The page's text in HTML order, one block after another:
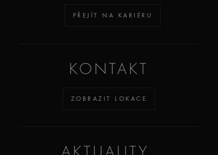
PŘEJÍT NA KARIÉRU
KONTAKT
ZOBRAZIT LOKACE